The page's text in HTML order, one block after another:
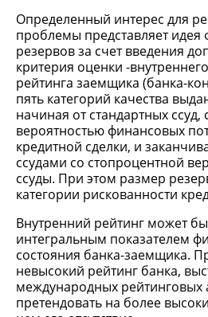
Определенный интерес для
проблемы представляет
резервов за счет введения
критерия оценки -
рейтинга заемщика (банка-
пять категорий качества
начиная от стандартных ссуд,
вероятностью финансовых
кредитной сделки, и
ссудами со стопроцентной
ссуды. При этом размер
категории рискованности
Внутренний рейтинг может
интегральным показателем
состояния банка-заемщика.
невысокий рейтинг банка,
международных рейтинговых
претендовать на более